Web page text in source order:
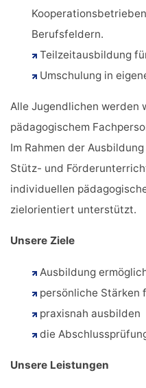
Berufsfeldern.
Teilzeitausbildung
Umschulung in
Alle Jugendlichen werden
pädagogischem
Im Rahmen der
Stütz- und
individuellen
zielorientiert unterstützt.
Unsere Ziele
Ausbildung
persönliche Stärken
praxisnah ausbilden
die
Unsere Leistungen